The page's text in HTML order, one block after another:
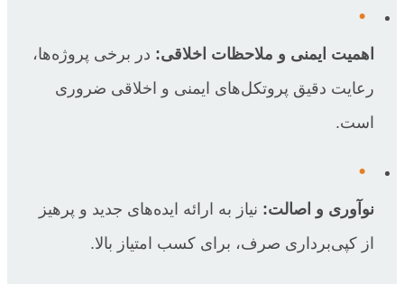
•
اهمیت ایمنی و ملاحظات اخلاقی: در برخی پروژه‌ها،
رعایت دقیق پروتکل‌های ایمنی و اخلاقی ضروری
است.
•
نوآوری و اصالت: نیاز به ارائه ایده‌های جدید و پرهیز
از کپی‌برداری صرف، برای کسب امتیاز بالا.